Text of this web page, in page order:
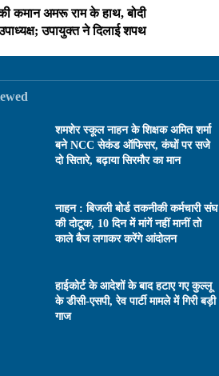
कमान अमरू राम के हाथ, बोदी
उपायुक्त ने दिलाई शपथ
शमशेर स्कूल नाहन के शिक्षक अमित शर्मा
बने NCC सेकंड ऑफिसर, कंधों पर सजे
दो सितारे, बढ़ाया सिरमौर का मान
नाहन : बिजली बोर्ड तकनीकी कर्मचारी संघ
की दोटूक, 10 दिन में मांगें नहीं मानीं तो
काले बैज लगाकर करेंगे आंदोलन
हाईकोर्ट के आदेशों के बाद हटाए गए कुल्लू
के डीसी-एसपी, रेव पार्टी मामले में गिरी बड़ी
गाज